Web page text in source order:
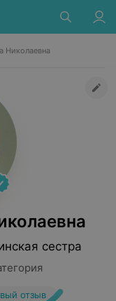
Николаевна
сестра
отзыв